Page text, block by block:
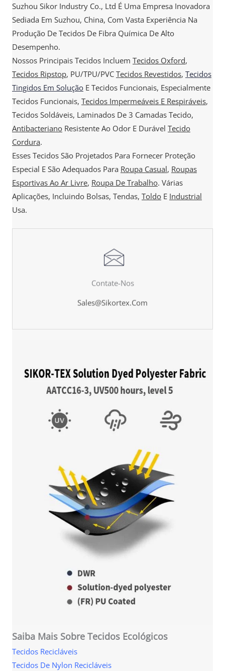
Suzhou Sikor Industry Co., Ltd É Uma Empresa Inovadora
Sediada Em Suzhou, China, Com Vasta Experiência Na
Produção De Tecidos De Fibra Química De Alto
Desempenho.
Nossos Principais Tecidos Incluem Tecidos Oxford,
Tecidos Ripstop, PU/TPU/PVC Tecidos Revestidos, Tecidos
Tingidos Em Solução E Tecidos Funcionais, Especialmente
Tecidos Funcionais, Tecidos Impermeáveis E Respiráveis,
Tecidos Soldáveis, Laminados De 3 Camadas Tecido,
Antibacteriano Resistente Ao Odor E Durável Tecido
Cordura.
Esses Tecidos São Projetados Para Fornecer Proteção
Especial E São Adequados Para Roupa Casual, Roupas
Esportivas Ao Ar Livre, Roupa De Trabalho. Várias
Aplicações, Incluindo Bolsas, Tendas, Toldo E Industrial
Usa.
Contate-Nos
Sales@sikortex.com
Saiba Mais Sobre Tecidos Ecológicos
Tecidos Recicláveis
Tecidos De Nylon Recicláveis